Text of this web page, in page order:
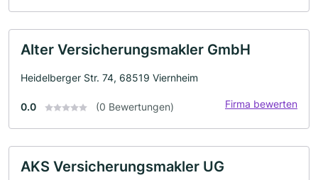
Alter Versicherungsmakler GmbH
Heidelberger Str. 74, 68519 Viernheim
0.0 (0 Bewertungen) Firma bewerten
AKS Versicherungsmakler UG